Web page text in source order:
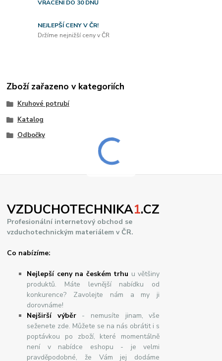
VRÁCENÍ DO 30 DNŮ
NEJLEPŠÍ CENY V ČR!
Držíme nejnižší ceny v ČR
Zboží zařazeno v kategoriích
Kruhové potrubí
Katalog
Odbočky
VZDUCHOTECHNIKA1.CZ
Profesionální internetový obchod se
vzduchotechnickým materiálem v ČR.
Co nabízíme:
Nejlepší ceny na českém trhu u většiny
produktů. Máte levnější nabídku od
konkurence? Zavolejte nám a my ji
dorovnáme!
Nejširšívýběr- nemusíte jinam, vše
seženete zde. Můžete se na nás obrátit i s
poptávkou po zboží, které momentálně
není v nabídce eshopu - je velmi
pravděpodobné, že Vám jej dodáme